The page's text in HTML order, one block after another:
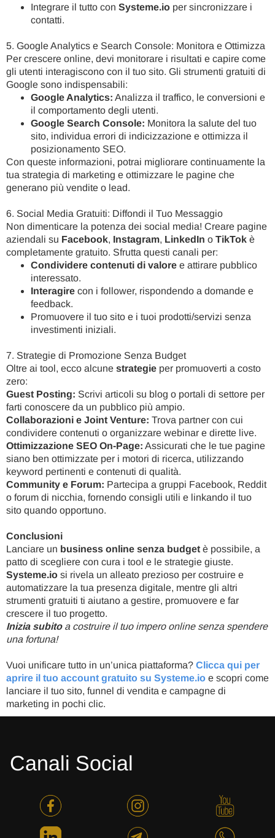
Integrare il tutto con Systeme.io per sincronizzare i
contatti.
5. Google Analytics e Search Console: Monitora e Ottimizza
Per crescere online, devi monitorare i risultati e capire come
gli utenti interagiscono con il tuo sito. Gli strumenti gratuiti di
Google sono indispensabili:
Google Analytics: Analizza il traffico, le conversioni e
il comportamento degli utenti.
Google Search Console: Monitora la salute del tuo
sito, individua errori di indicizzazione e ottimizza il
posizionamento SEO.
Con queste informazioni, potrai migliorare continuamente la
tua strategia di marketing e ottimizzare le pagine che
generano più vendite o lead.
6. Social Media Gratuiti: Diffondi il Tuo Messaggio
Non dimenticare la potenza dei social media! Creare pagine
aziendali su Facebook, Instagram, LinkedIn o TikTok è
completamente gratuito. Sfrutta questi canali per:
Condividere contenuti di valore e attirare pubblico
interessato.
Interagire con i follower, rispondendo a domande e
feedback.
Promuovere il tuo sito e i tuoi prodotti/servizi senza
investimenti iniziali.
7. Strategie di Promozione Senza Budget
Oltre ai tool, ecco alcune strategie per promuoverti a costo
zero:
Guest Posting: Scrivi articoli su blog o portali di settore per
farti conoscere da un pubblico più ampio.
Collaborazioni e Joint Venture: Trova partner con cui
condividere contenuti o organizzare webinar e dirette live.
Ottimizzazione SEO On-Page: Assicurati che le tue pagine
siano ben ottimizzate per i motori di ricerca, utilizzando
keyword pertinenti e contenuti di qualità.
Community e Forum: Partecipa a gruppi Facebook, Reddit
o forum di nicchia, fornendo consigli utili e linkando il tuo
sito quando opportuno.
Conclusioni
Lanciare un business online senza budget è possibile, a
patto di scegliere con cura i tool e le strategie giuste.
Systeme.io si rivela un alleato prezioso per costruire e
automatizzare la tua presenza digitale, mentre gli altri
strumenti gratuiti ti aiutano a gestire, promuovere e far
crescere il tuo progetto.
Inizia subitoa costruire il tuo impero online senza spendere
una fortuna!
Vuoi unificare tutto in un’unica piattaforma? Clicca qui per
aprire il tuo account gratuito su Systeme.io e scopri come
lanciare il tuo sito, funnel di vendita e campagne di
marketing in pochi clic.
Canali Social